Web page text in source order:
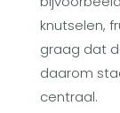
knutselen,
graag dat
daarom
centraal.